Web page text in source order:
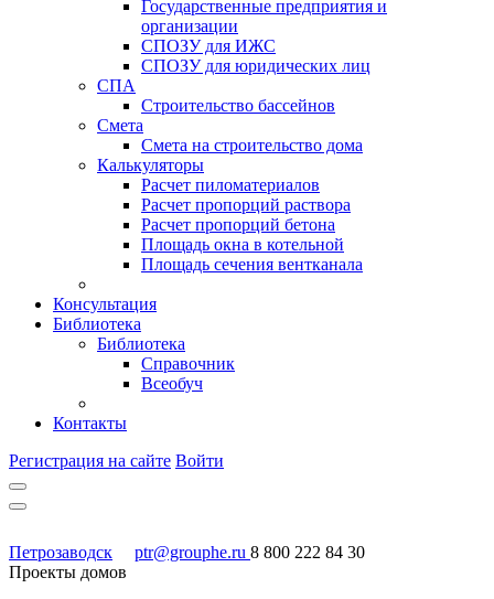
Государственные предприятия и
организации
СПОЗУ для ИЖС
СПОЗУ для юридических лиц
СПА
Строительство бассейнов
Смета
Смета на строительство дома
Калькуляторы
Расчет пиломатериалов
Расчет пропорций раствора
Расчет пропорций бетона
Площадь окна в котельной
Площадь сечения вентканала
Консультация
Библиотека
Библиотека
Справочник
Всеобуч
Контакты
Регистрация на сайте Войти
Петрозаводск ptr@grouphe.ru 8 800 222 84 30
Проекты домов